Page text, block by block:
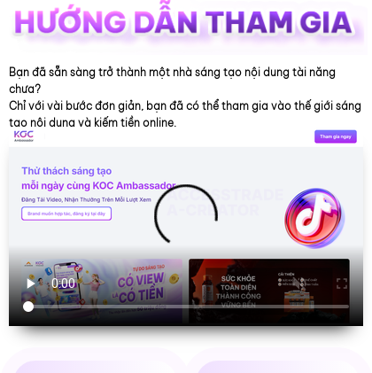
Bạn đã sẵn sàng trở thành một nhà sáng tạo nội dung tài năng
chưa?
Chỉ với vài bước đơn giản, bạn đã có thể tham gia vào thế giới sáng
tạo nội dung và kiếm tiền online.